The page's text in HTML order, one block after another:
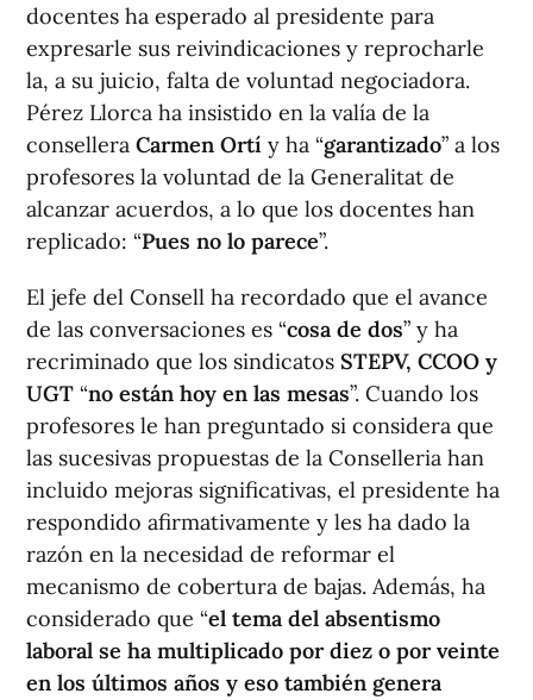
docentes ha esperado al presidente para
expresarle sus reivindicaciones y reprocharle
la, a su juicio, falta de voluntad negociadora.
Pérez Llorca ha insistido en la valía de la
consellera Carmen Ortí y ha “garantizado” a los
profesores la voluntad de la Generalitat de
alcanzar acuerdos, a lo que los docentes han
replicado: “Pues no lo parece”.
El jefe del Consell ha recordado que el avance
de las conversaciones es “cosa de dos” y ha
recriminado que los sindicatos STEPV, CCOO y
UGT “no están hoy en las mesas”. Cuando los
profesores le han preguntado si considera que
las sucesivas propuestas de la Conselleria han
incluido mejoras significativas, el presidente ha
respondido afirmativamente y les ha dado la
razón en la necesidad de reformar el
mecanismo de cobertura de bajas. Además, ha
considerado que “el tema del absentismo
laboral se ha multiplicado por diez o por veinte
en los últimos años y eso también genera